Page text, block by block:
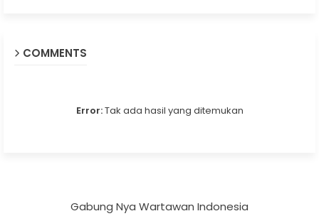
COMMENTS
Error:Tak ada hasil yang ditemukan
Gabung Nya Wartawan Indonesia